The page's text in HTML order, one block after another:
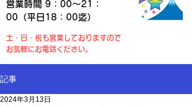
営業時間 9：00～21：
00（平日18：00迄）
土・日・祝も営業しておりますので
お気軽にお電話ください。
記事
2024年3月13日